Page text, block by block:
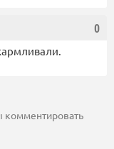
0
комментировать